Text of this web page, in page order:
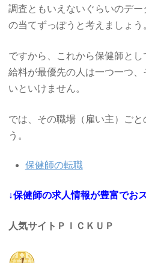
調査ともいえないぐらいのデー
の当てずっぽうと考えましょう
ですから、これから保健師と
給料が最優先の人は一つ一つ
いといけません。
では、その職場（雇い主）ごと
う。
保健師の転職
↓保健師の求人情報が豊富でお
人気サイトＰＩＣＫＵＰ